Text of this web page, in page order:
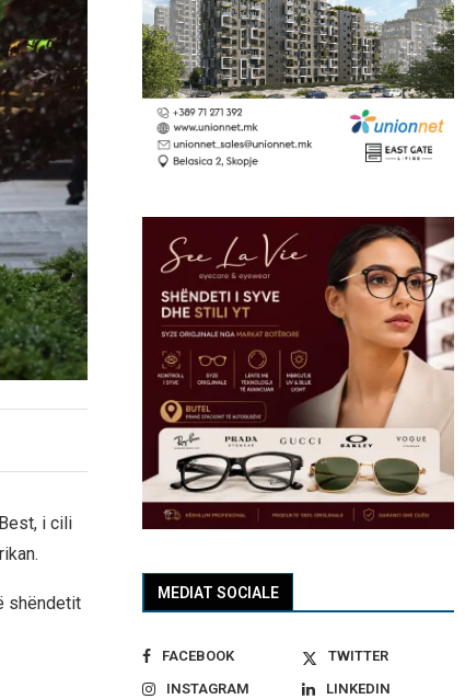
i cili
shëndetit
MEDIAT SOCIALE
FACEBOOK
TWITTER
INSTAGRAM
LINKEDIN